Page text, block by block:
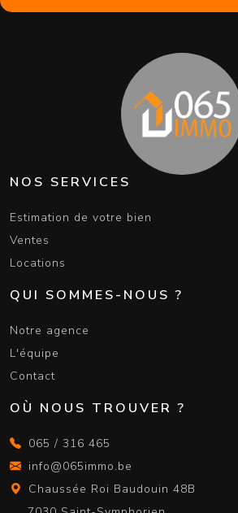
NOS SERVICES
Estimation de votre bien
Ventes
Locations
QUI SOMMES-NOUS ?
Notre agence
L'équipe
Contact
OÙ NOUS TROUVER ?
065 / 316 465
info@065immo.be
Chaussée Roi Baudouin 48B